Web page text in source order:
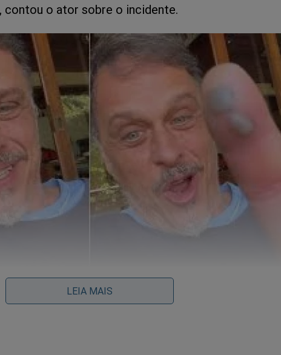
contou o ator sobre o incidente.
seguiu as orientações de primeiros socorros: deixou o sangue fluir e
a cobra — viva ou morta — para auxiliar no tratamento.
saúde no país possuem o antídoto específico
LEIA MAIS